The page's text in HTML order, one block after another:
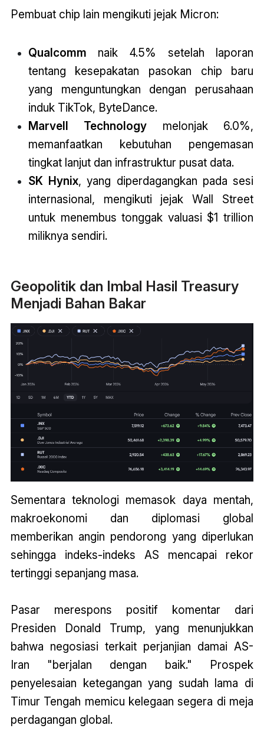
Pembuat chip lain mengikuti jejak Micron:
Qualcomm naik 4.5% setelah laporan
tentang kesepakatan pasokan chip baru
yang menguntungkan dengan perusahaan
induk TikTok, ByteDance.
Marvell Technology melonjak 6.0%,
memanfaatkan kebutuhan pengemasan
tingkat lanjut dan infrastruktur pusat data.
SK Hynix, yang diperdagangkan pada sesi
internasional, mengikuti jejak Wall Street
untuk menembus tonggak valuasi $1 trillion
miliknya sendiri.
Geopolitik dan Imbal Hasil Treasury
Menjadi Bahan Bakar
Sementara teknologi memasok daya mentah,
makroekonomi dan diplomasi global
memberikan angin pendorong yang diperlukan
sehingga indeks-indeks AS mencapai rekor
tertinggi sepanjang masa.
Pasar merespons positif komentar dari
Presiden Donald Trump, yang menunjukkan
bahwa negosiasi terkait perjanjian damai AS-
Iran "berjalan dengan baik." Prospek
penyelesaian ketegangan yang sudah lama di
Timur Tengah memicu kelegaan segera di meja
perdagangan global.